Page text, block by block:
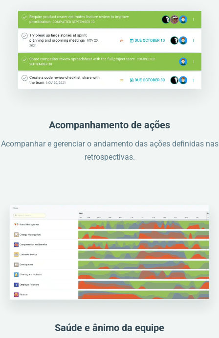
Acompanhamento de ações
Acompanhar e gerenciar o andamento das ações definidas nas
retrospectivas.
Saúde e ânimo da equipe